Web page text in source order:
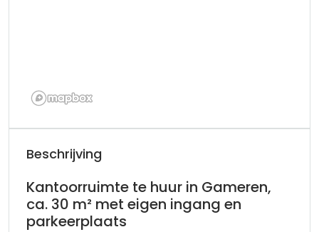
Beschrijving
Kantoorruimte te huur in Gameren,
ca. 30 m² met eigen ingang en
parkeerplaats